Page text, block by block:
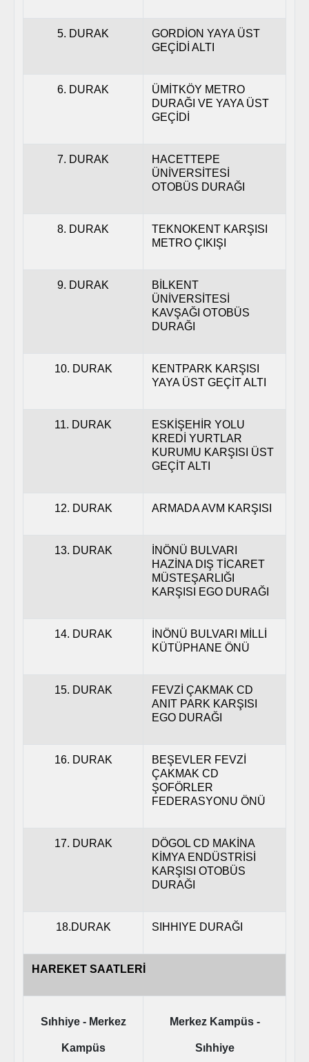
5. DURAK
GORDİON YAYA ÜST
GEÇİDİ ALTI
6. DURAK
ÜMİTKÖY METRO
DURAĞI VE YAYA ÜST
GEÇİDİ
7. DURAK
HACETTEPE
ÜNİVERSİTESİ
OTOBÜS DURAĞI
8. DURAK
TEKNOKENT KARŞISI
METRO ÇIKIŞI
9. DURAK
BİLKENT
ÜNİVERSİTESİ
KAVŞAĞI OTOBÜS
DURAĞI
10. DURAK
KENTPARK KARŞISI
YAYA ÜST GEÇİT ALTI
11. DURAK
ESKİŞEHİR YOLU
KREDİ YURTLAR
KURUMU KARŞISI ÜST
GEÇİT ALTI
12. DURAK ARMADA AVM KARŞISI
13. DURAK
İNÖNÜ BULVARI
HAZİNA DIŞ TİCARET
MÜSTEŞARLIĞI
KARŞISI EGO DURAĞI
14. DURAK
İNÖNÜ BULVARI MİLLİ
KÜTÜPHANE ÖNÜ
15. DURAK
FEVZİ ÇAKMAK CD
ANIT PARK KARŞISI
EGO DURAĞI
16. DURAK
BEŞEVLER FEVZİ
ÇAKMAK CD
ŞOFÖRLER
FEDERASYONU ÖNÜ
17. DURAK
DÖGOL CD MAKİNA
KİMYA ENDÜSTRİSİ
KARŞISI OTOBÜS
DURAĞI
18.DURAK SIHHIYE DURAĞI
HAREKET SAATLERİ
Sıhhiye - Merkez
Kampüs
Merkez Kampüs -
Sıhhiye